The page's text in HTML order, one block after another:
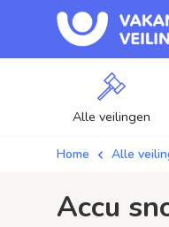
Alle veilingen
Home Alle
accu snoeischaar draadloos / aanbiedingen - Plaats je bod op accu snoeischaar